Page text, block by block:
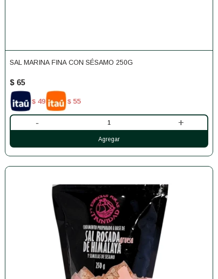
SAL MARINA FINA CON SÉSAMO 250G
$ 65
$ 49 $ 55
- +